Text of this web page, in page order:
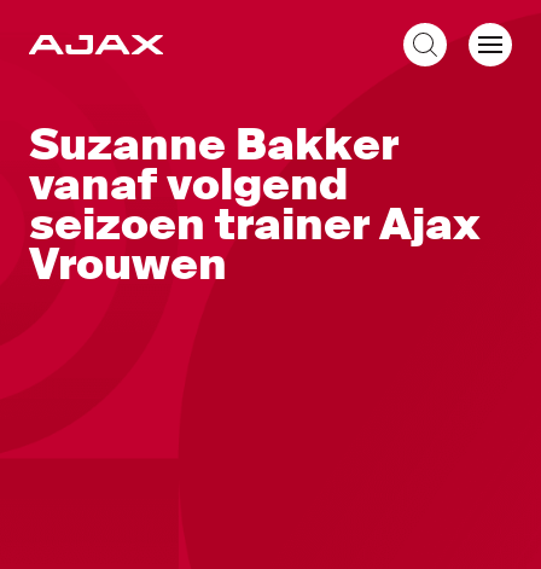
Suzanne Bakker
vanaf volgend
seizoen trainer Ajax
Vrouwen